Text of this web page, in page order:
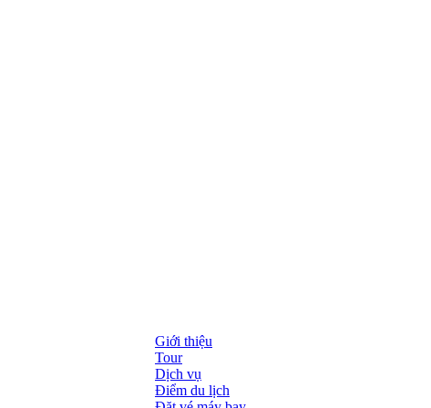
Giới thiệu
Tour
Dịch vụ
Điểm du lịch